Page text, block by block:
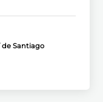
de Santiago